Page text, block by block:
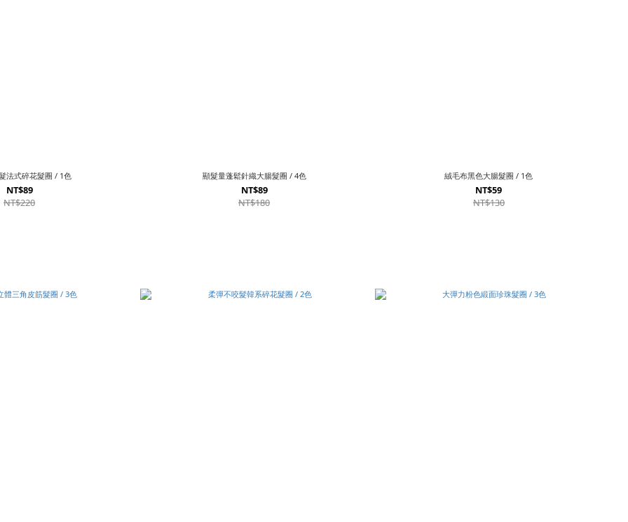
法式碎花髮圈 / 1色
NT$89
NT$220
顯髮量蓬鬆針織大腸髮圈 / 4色
NT$89
NT$180
絨毛布黑色大腸髮圈 / 1色
NT$59
NT$130